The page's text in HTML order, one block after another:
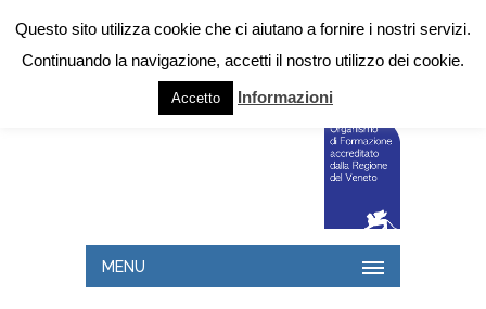
MENU
Questo sito utilizza cookie che ci aiutano a fornire i nostri servizi.
Continuando la navigazione, accetti il nostro utilizzo dei cookie.
Accetto Informazioni